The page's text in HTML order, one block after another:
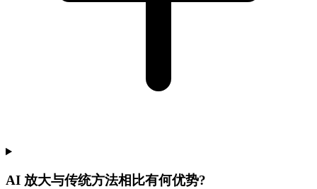
AI 放大与传统方法相比有何优势?